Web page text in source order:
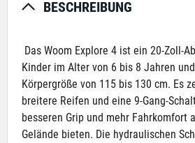
BESCHREIBUNG
Das Woom Explore 4 ist ein 20-Zoll-
Kinder im Alter von 6 bis 8 Jahren
Körpergröße von 115 bis 130 cm. Es
breitere Reifen und eine 9-Gang-
besseren Grip und mehr Fahrkomfort
Gelände bieten. Die hydraulischen